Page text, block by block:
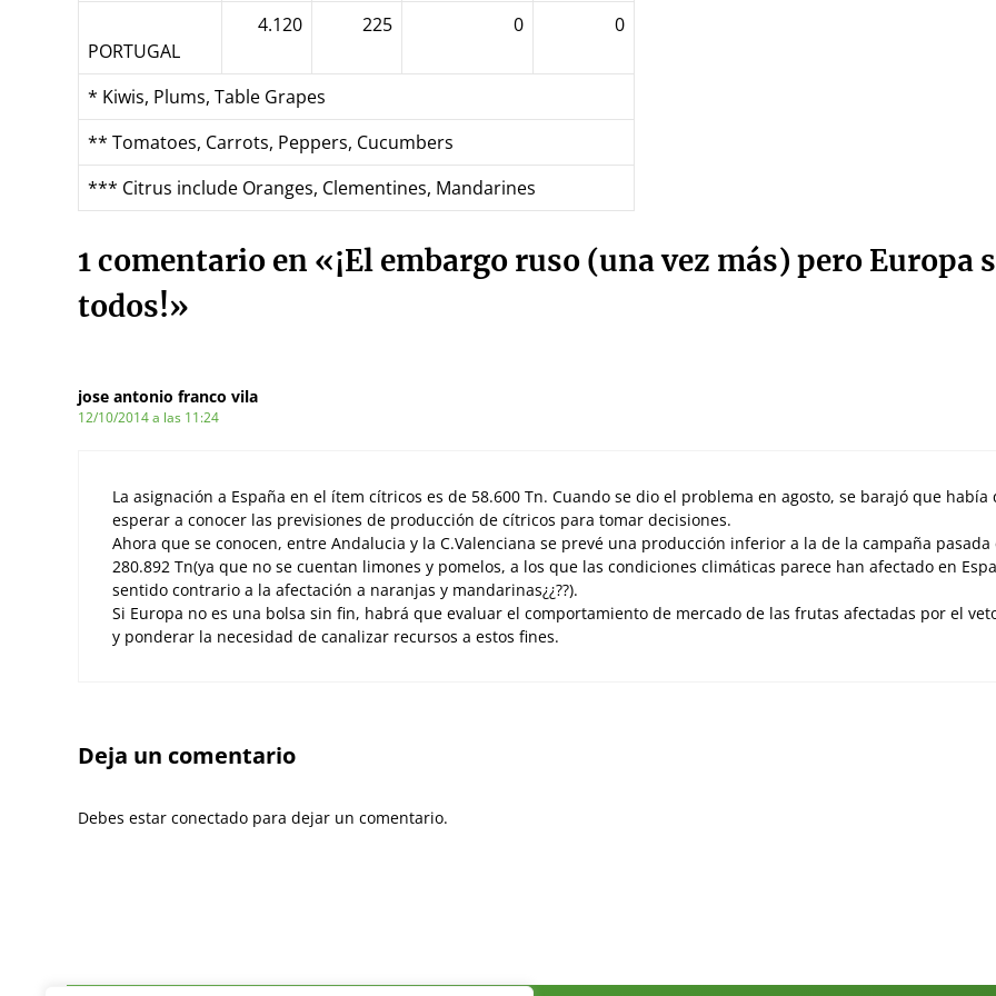
PORTUGAL
4.120 225 0 0
* Kiwis, Plums, Table Grapes
** Tomatoes, Carrots, Peppers, Cucumbers
*** Citrus include Oranges, Clementines, Mandarines
1 comentario en «¡El embargo ruso (una vez más) pero Europa
todos!»
jose antonio franco vila
12/10/2014 a las 11:24
La asignación a España en el ítem cítricos es de 58.600 Tn. Cuando se dio el problema en agosto, se barajó que había
esperar a conocer las previsiones de producción de cítricos para tomar decisiones.
Ahora que se conocen, entre Andalucia y la C.Valenciana se prevé una producción inferior a la de la campaña pasada
280.892 Tn(ya que no se cuentan limones y pomelos, a los que las condiciones climáticas parece han afectado en
sentido contrario a la afectación a naranjas y mandarinas¿¿??).
Si Europa no es una bolsa sin fin, habrá que evaluar el comportamiento de mercado de las frutas afectadas por el
y ponderar la necesidad de canalizar recursos a estos fines.
Deja un comentario
Debes estar conectado para dejar un comentario.